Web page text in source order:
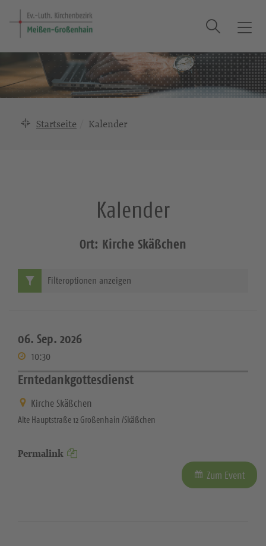
T
g
g
l
Suche
Startseite Kalender
Kalender
Ort: Kirche Skäßchen
06. Sep. 2026
10:30
Erntedankgottesdienst
Kirche Skäßchen
Alte Hauptstraße 12 Großenhain /Skäßchen
Permalink
Zum Event
Filteroptionen anzeigen